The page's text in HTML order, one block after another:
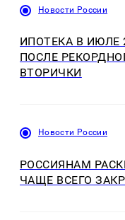
Новости России
ИПОТЕКА В ИЮЛЕ
ПОСЛЕ
ВТОРИЧКИ
Новости России
РОССИЯНАМ
ЧАЩЕ ВСЕГО